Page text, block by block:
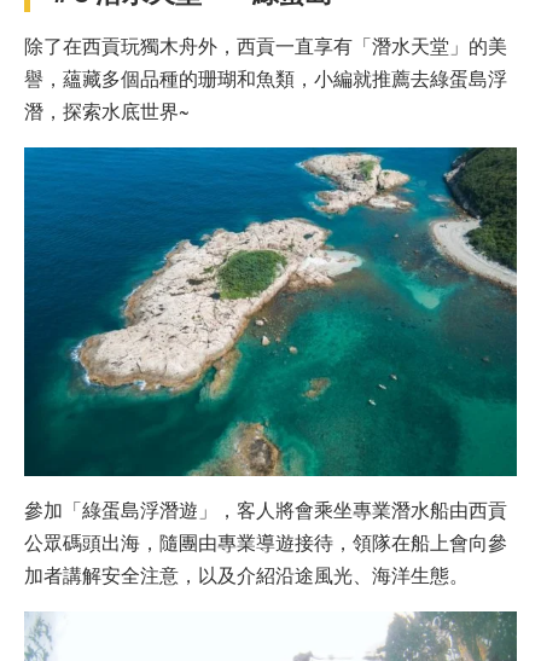
除了在西貢玩獨木舟外，西貢一直享有「潛水天堂」的美
譽，蘊藏多個品種的珊瑚和魚類，小編就推薦去綠蛋島浮
潛，探索水底世界~
參加「綠蛋島浮潛遊」，客人將會乘坐專業潛水船由西貢
公眾碼頭出海，隨團由專業導遊接待，領隊在船上會向參
加者講解安全注意，以及介紹沿途風光、海洋生態。